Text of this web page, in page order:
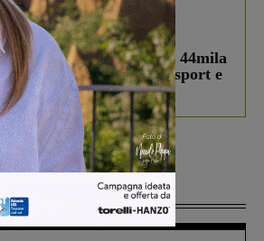
2026
Smart Cities, oltre 44mila
torna il bando per lo sport e
Estrair